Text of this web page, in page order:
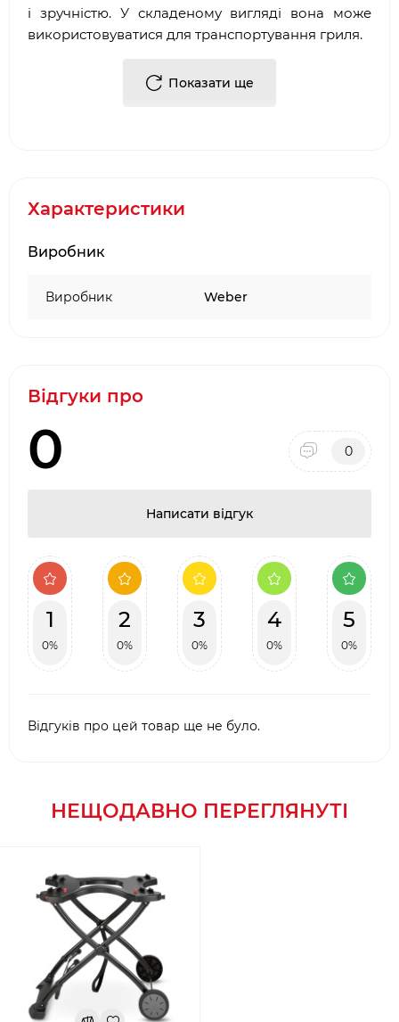
і зручністю. У складеному вигляді вона може
використовуватися для транспортування гриля.
Q1000 і 2000-серій
Показати ще
Характеристики
Виробник
Виробник Weber
Відгуки про
0 0
Написати відгук
1
0%
2
0%
3
0%
4
0%
5
0%
Відгуків про цей товар ще не було.
НЕЩОДАВНО ПЕРЕГЛЯНУТІ